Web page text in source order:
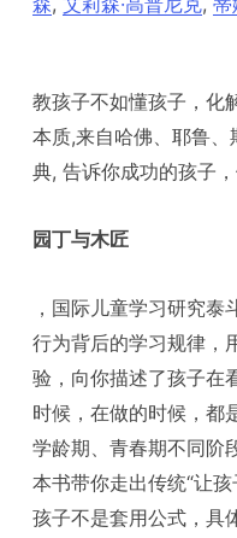
教孩子不如懂孩子，化
本质,来自哈佛、耶鲁
典, 告诉你成功的孩子
园丁与木匠
，国际儿童学习研究泰
行为背后的学习规律，
验，向你描述了孩子在
时候，在做的时候，都
学龄期、青春期不同阶
本书带你走出传统“让
孩子不是套用公式，具